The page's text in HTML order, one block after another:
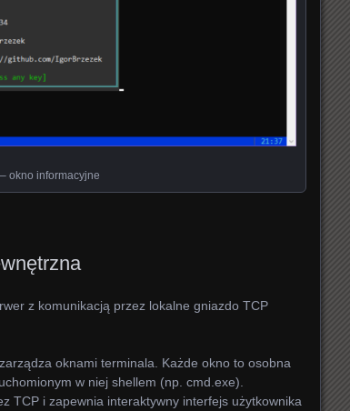
okno informacyjne
z komunikacją przez lokalne gniazdo TCP
oknami terminala. Każde okno to osobna
w niej shellem (np. cmd.exe).
TCP i zapewnia interaktywny interfejs użytkownika